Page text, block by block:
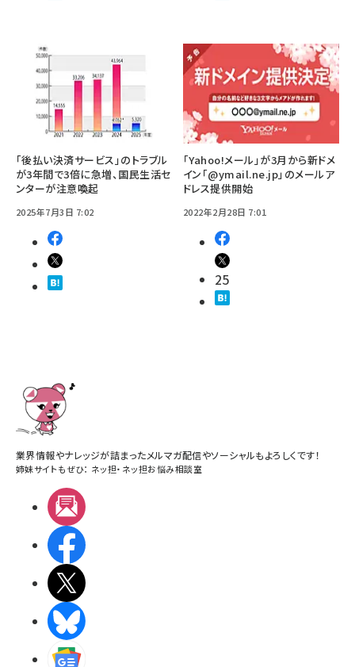
「後払い決済サービス」のトラブル
が3年間で3倍に急増、国民生活セ
ンターが注意喚起
2025年7月3日 7:02
「Yahoo!メール」が3月から新ドメ
イン「@ymail.ne.jp」のメールア
ドレス提供開始
2022年2月28日 7:01
25
業界情報やナレッジが詰まったメルマガ配信やソーシャルもよろしくです！
姉妹サイトもぜひ： ネッ担・ ネッ担お悩み相談室